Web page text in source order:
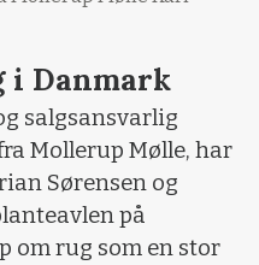
i Danmark
salgsansvarlig
Mollerup Mølle, har
Sørensen og
på
om rug som en stor